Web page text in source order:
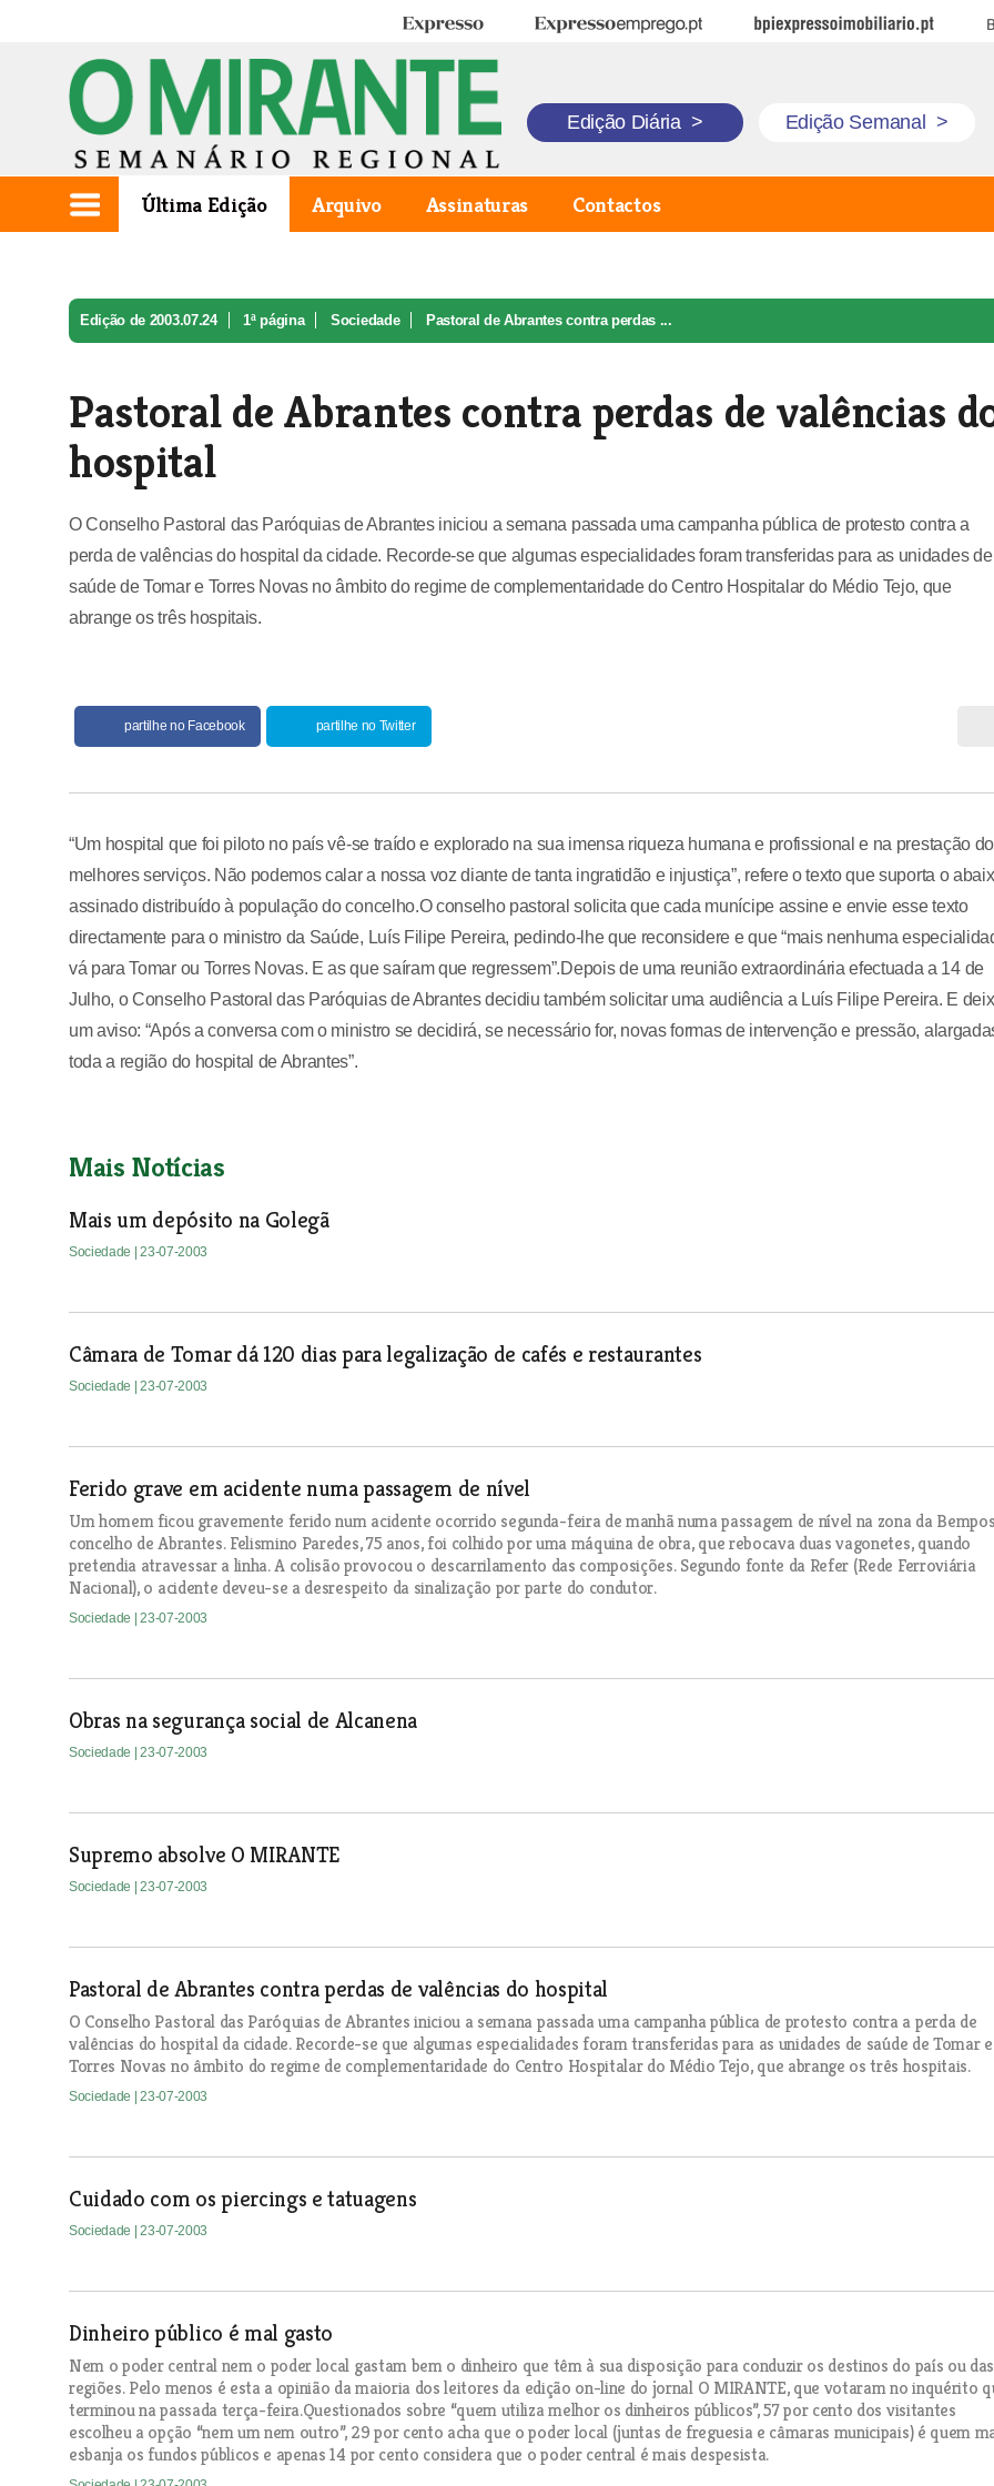
Expresso Expresso Emprego BPI Expresso Imobiliário
Edição Diária > Edição Semanal >
Última Edição Arquivo Assinaturas Contactos
Edição de 2003.07.24 1ª página Sociedade Pastoral de Abrantes contra perdas ...
Pastoral de Abrantes contra perdas de valências
hospital
O Conselho Pastoral das Paróquias de Abrantes iniciou a semana passada uma campanha pública de protesto contra a
perda de valências do hospital da cidade. Recorde-se que algumas especialidades foram transferidas para as unidades de
saúde de Tomar e Torres Novas no âmbito do regime de complementaridade do Centro Hospitalar do Médio Tejo, que
abrange os três hospitais.
partilhe no Facebook partilhe no Twitter
“Um hospital que foi piloto no país vê-se traído e explorado na sua imensa riqueza humana e profissional e na prestação
melhores serviços. Não podemos calar a nossa voz diante de tanta ingratidão e injustiça”, refere o texto que suporta o
assinado distribuído à população do concelho.O conselho pastoral solicita que cada munícipe assine e envie esse texto
directamente para o ministro da Saúde, Luís Filipe Pereira, pedindo-lhe que reconsidere e que “mais nenhuma
vá para Tomar ou Torres Novas. E as que saíram que regressem”.Depois de uma reunião extraordinária efectuada a 14 de
Julho, o Conselho Pastoral das Paróquias de Abrantes decidiu também solicitar uma audiência a Luís Filipe Pereira. E
um aviso: “Após a conversa com o ministro se decidirá, se necessário for, novas formas de intervenção e pressão,
toda a região do hospital de Abrantes”.
Mais Notícias
Mais um depósito na Golegã
Sociedade | 23-07-2003
Câmara de Tomar dá 120 dias para legalização de cafés e restaurantes
Sociedade | 23-07-2003
Ferido grave em acidente numa passagem de nível
Um homem ficou gravemente ferido num acidente ocorrido segunda-feira de manhã numa passagem de nível na zona da
concelho de Abrantes. Felismino Paredes, 75 anos, foi colhido por uma máquina de obra, que rebocava duas vagonetes, quando
pretendia atravessar a linha. A colisão provocou o descarrilamento das composições. Segundo fonte da Refer (Rede Ferroviária
Nacional), o acidente deveu-se a desrespeito da sinalização por parte do condutor.
Sociedade | 23-07-2003
Obras na segurança social de Alcanena
Sociedade | 23-07-2003
Supremo absolve O MIRANTE
Sociedade | 23-07-2003
Pastoral de Abrantes contra perdas de valências do hospital
O Conselho Pastoral das Paróquias de Abrantes iniciou a semana passada uma campanha pública de protesto contra a perda de
valências do hospital da cidade. Recorde-se que algumas especialidades foram transferidas para as unidades de saúde de Tomar e
Torres Novas no âmbito do regime de complementaridade do Centro Hospitalar do Médio Tejo, que abrange os três hospitais.
Sociedade | 23-07-2003
Cuidado com os piercings e tatuagens
Sociedade | 23-07-2003
Dinheiro público é mal gasto
Nem o poder central nem o poder local gastam bem o dinheiro que têm à sua disposição para conduzir os destinos do país ou das
regiões. Pelo menos é esta a opinião da maioria dos leitores da edição on-line do jornal O MIRANTE, que votaram no inquérito
terminou na passada terça-feira.Questionados sobre “quem utiliza melhor os dinheiros públicos”, 57 por cento dos visitantes
escolheu a opção “nem um nem outro”, 29 por cento acha que o poder local (juntas de freguesia e câmaras municipais) é quem
esbanja os fundos públicos e apenas 14 por cento considera que o poder central é mais despesista.